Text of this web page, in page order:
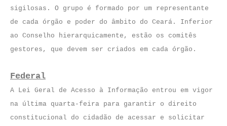
sigilosas. O grupo é formado por um representante
de cada órgão e poder do âmbito do Ceará. Inferior
ao Conselho hierarquicamente, estão os comitês
gestores, que devem ser criados em cada órgão.
Federal
A Lei Geral de Acesso à Informação entrou em vigor
na última quarta-feira para garantir o direito
constitucional do cidadão de acessar e solicitar